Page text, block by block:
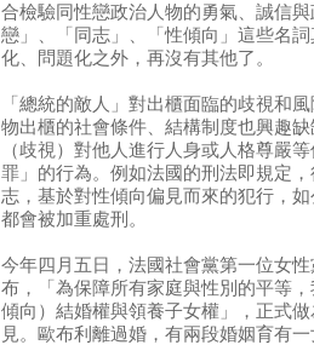
合檢驗同性戀政治人物的勇氣、誠信
戀」、「同志」、「性傾向」這些名
化、問題化之外，再沒有其他了。
「總統的敵人」對出櫃面臨的歧視和
物出櫃的社會條件、結構制度也興趣
（歧視）對他人進行人身或人格尊嚴
罪」的行為。例如法國的刑法即規定
志，基於對性傾向偏見而來的犯行，
都會被加重處刑。
今年四月五日，法國社會黨第一位女
布，「為保障所有家庭與性別的平等
傾向）結婚權與領養子女權」，正式
見。歐布利離過婚，有兩段婚姻育有